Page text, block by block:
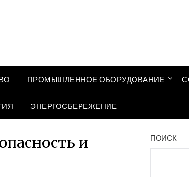
ПРОМЫШЛЕННОЕ ОБОРУДОВАНИЕ
ЭНЕРГОСБЕРЕЖЕНИЕ
и
ПОИСК